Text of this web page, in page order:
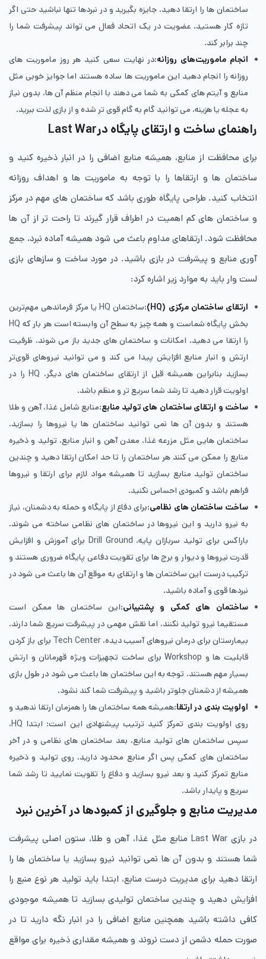
ساختمان ها را ارتقا دهید، جایزه بگیرید و در نبردها تنها نباشید حتی اگر
تازه کار هستید، عضویت در یک اتحاد فعال می تواند پیشرفت شما را
چند برابر کند.
انجام ماموریت‌های روزانه:در نهایت سعی کنید هر روز ماموریت های
روزانه را انجام دهید این ماموریت ها ساده هستند اما جوایز خوبی مثل
منابع و آیتم های کمکی به شما می دهند با انجام منظم آن ها، بدون نیاز
به عجله یا هزینه، می توانید گام به گام قوی تر شده و از بازی لذت ببرید.
راهنمای ساخت و ارتقای پایگاه درLast War
برای محافظت از منابع، همیشه منابع اضافی را در انبار ذخیره کنید و
ساختمان ها و ارتقاها را با توجه به ماموریت ها و اهداف روزانه
انتخاب کنید. طراحی پایگاه طوری باشد که ساختمان های مهم در مرکز
و ساختمان های کم اهمیت در اطراف قرار گیرند تا راحت تر از آن ها
محافظت شود. ارتقاهای مداوم باعث می شود همیشه آماده نبرد، جمع
آوری منابع و پیشرفت در بازی باشید. در مورد ساخت و سازهای بازی
لست وار باید به موارد زیر اشاره کرد:
ارتقای ساختمان مرکزی (HQ)
:ساختمان HQ یا مرکز فرماندهی مهم‌ترین
بخش پایگاه شماست و همه چیز به سطح آن وابسته است هر بار که HQ
را ارتقا می دهید، امکانات و ساختمان های جدید باز می شوند، ظرفیت
ارتش و انبار منابع افزایش پیدا می کند و می توانید نیروهای قوی‌تر
بسازید بنابراین همیشه قبل از ارتقای ساختمان های دیگر، HQ را در
اولویت قرار دهید تا رشد شما سریع تر و منظم باشد.
ساخت و ارتقای ساختمان‌ های تولید منابع:منابع شامل غذا، آهن و طلا
هستند و بدون آن ها نمی توانید ساختمان ها یا نیروها را بسازید.
ساختمان هایی مثل مزرعه غذا، معدن آهن و انبار منابع، تولید و ذخیره
منابع را ممکن می کنند هر ساختمان را تا حد امکان ارتقا دهید و چندین
ساختمان تولید منابع بسازید تا همیشه مواد لازم برای ارتقا و نیروها
فراهم باشد و کمبودی احساس نکنید.
ساخت ساختمان ‌های نظامی:برای دفاع از پایگاه و حمله به دشمنان، نیاز
به نیرو دارید و این نیروها در ساختمان های نظامی ساخته می شوند.
باراکس برای تولید سربازان پایه، Drill Ground برای آموزش و افزایش
قدرت نیروها و دیوار و برج ها برای تقویت دفاعی پایگاه ضروری هستند و
ترکیب درست این ساختمان ها و ارتقای به موقع آن ها باعث می شود در
نبردها قوی و آماده باشید.
ساختمان ‌های کمکی و پشتیبانی:این ساختمان ها ممکن است
مستقیما نیرو تولید نکنند، اما نقش مهمی در پیشرفت سریع شما دارند.
بیمارستان برای درمان نیروهای آسیب دیده، Tech Center برای باز کردن
قابلیت ها و Workshop برای ساخت تجهیزات ویژه قهرمانان و ارتش
بسیار مهم هستند. توجه به این ساختمان ها باعث می شود در طول بازی
همیشه از دشمنان جلوتر باشید و پیشرفت شما کند نشود.
اولویت ‌بندی در ارتقا:همیشه همه ساختمان ها را همزمان ارتقا ندهید و
روی اولویت بندی تمرکز کنید ترتیب پیشنهادی این است: ابتدا HQ،
سپس ساختمان های تولید منابع، بعد ساختمان های نظامی و در آخر
ساختمان های کمکی پس اگر منابع محدود دارید، روی تولید و ذخیره
منابع تمرکز کنید و بعد نیرو بسازید و دفاع را تقویت نمایید تا رشد شما
سریع و پایدار باشد.
مدیریت منابع و جلوگیری از کمبودها در آخرین نبرد
در بازی Last War منابع مثل غذا، آهن و طلا، ستون اصلی پیشرفت
شما هستند و بدون آن ها نمی توانید نیرو بسازید یا ساختمان ها را
ارتقا دهید برای مدیریت درست منابع، ابتدا باید تولید هر نوع منبع را
افزایش دهید و چندین ساختمان تولیدی بسازید تا همیشه موجودی
کافی داشته باشید همچنین منابع اضافی را در انبار نگه دارید تا در
صورت حمله دشمن از دست نروند و همیشه مقداری ذخیره برای مواقع